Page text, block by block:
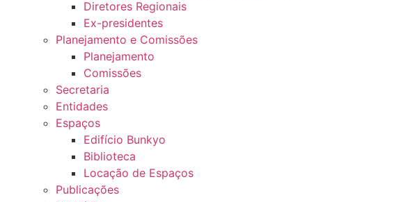
Diretores Regionais
Ex-presidentes
Planejamento e Comissões
Planejamento
Comissões
Secretaria
Entidades
Espaços
Edifício Bunkyo
Biblioteca
Locação de Espaços
Publicações